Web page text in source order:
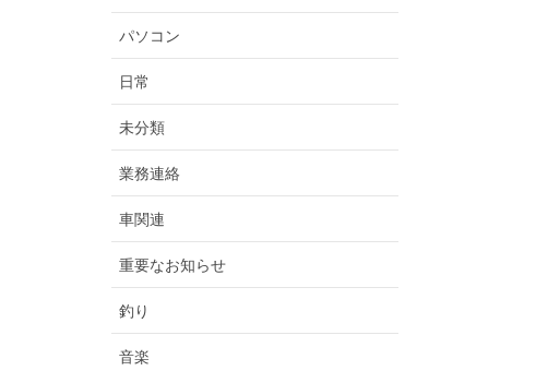
パソコン
日常
未分類
業務連絡
車関連
重要なお知らせ
釣り
音楽